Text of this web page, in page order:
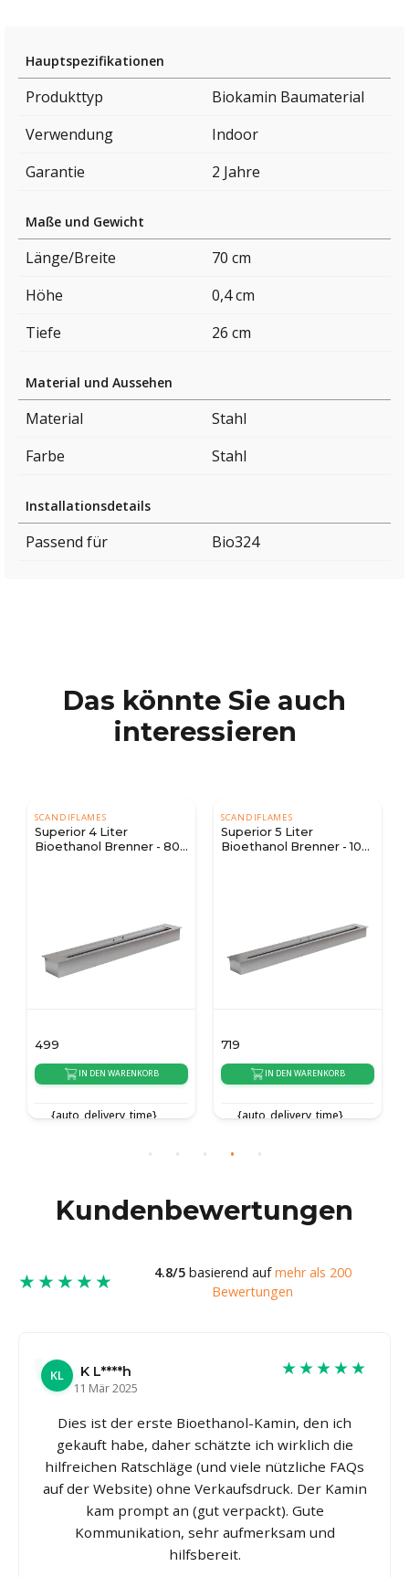
Hauptspezifikationen
Produkttyp
Biokamin Baumaterial
Verwendung
Indoor
Garantie
2 Jahre
Maße und Gewicht
Länge/Breite
70 cm
Höhe
0,4 cm
Tiefe
26 cm
Material und Aussehen
Material
Stahl
Farbe
Stahl
Installationsdetails
Passend für Bio324
Das könnte Sie auch
interessieren
SCANDIFLAMES
Superior 4 Liter
Bioethanol Brenner - 80
499
IN DEN WARENKORB
{auto_delivery_time}
SCANDIFLAMES
Superior 5 Liter
Bioethanol Brenner - 100
719
IN DEN WARENKORB
{auto_delivery_time}
Kundenbewertungen
★★★★★ 4.8/5basierend aufmehr als 200
Bewertungen
KL
K L****h
11 Mär 2025
★★★★★
Dies ist der erste Bioethanol-Kamin, den ich
gekauft habe, daher schätzte ich wirklich die
hilfreichen Ratschläge (und viele nützliche FAQs
auf der Website) ohne Verkaufsdruck. Der Kamin
kam prompt an (gut verpackt). Gute
Kommunikation, sehr aufmerksam und
hilfsbereit.